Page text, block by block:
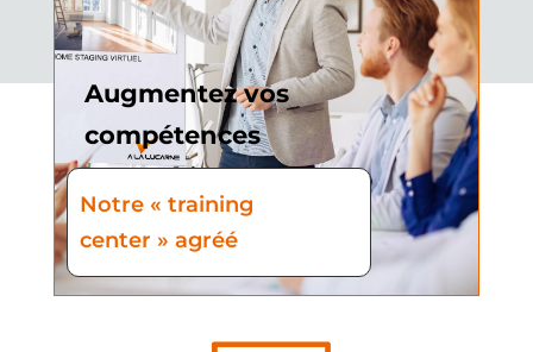
Augmentez vos
compétences
Notre « training
center » agréé